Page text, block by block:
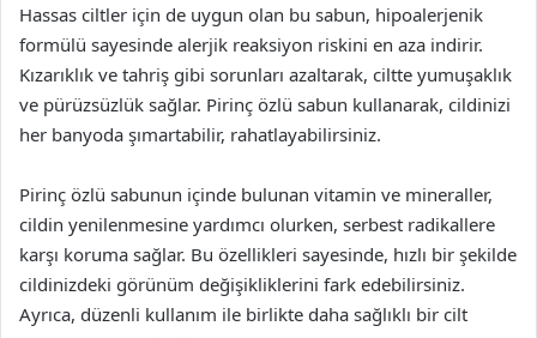
Hassas ciltler için de uygun olan bu sabun, hipoalerjenik
formülü sayesinde alerjik reaksiyon riskini en aza indirir.
Kızarıklık ve tahriş gibi sorunları azaltarak, ciltte yumuşaklık
ve pürüzsüzlük sağlar. Pirinç özlü sabun kullanarak, cildinizi
her banyoda şımartabilir, rahatlayabilirsiniz.
Pirinç özlü sabunun içinde bulunan vitamin ve mineraller,
cildin yenilenmesine yardımcı olurken, serbest radikallere
karşı koruma sağlar. Bu özellikleri sayesinde, hızlı bir şekilde
cildinizdeki görünüm değişikliklerini fark edebilirsiniz.
Ayrıca, düzenli kullanım ile birlikte daha sağlıklı bir cilt